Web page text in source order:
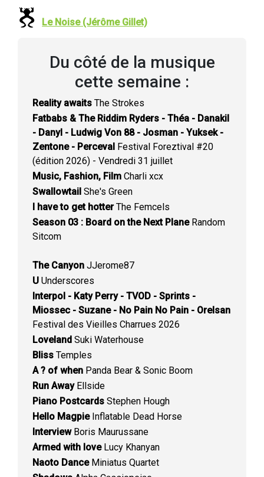
Le Noise (Jérôme Gillet)
Du côté de la musique
cette semaine :
Reality awaits The Strokes
Fatbabs & The Riddim Ryders - Théa - Danakil
- Danyl - Ludwig Von 88 - Josman - Yuksek -
Zentone - Perceval Festival Foreztival #20
(édition 2026) - Vendredi 31 juillet
Music, Fashion, Film Charli xcx
Swallowtail She's Green
I have to get hotterThe Femcels
Season 03 : Board on the Next PlaneRandom
Sitcom
The Canyon JJerome87
U Underscores
Interpol - Katy Perry - TVOD - Sprints -
Miossec - Suzane - No Pain No Pain - Orelsan
Festival des Vieilles Charrues 2026
Loveland Suki Waterhouse
Bliss Temples
A ? of when Panda Bear & Sonic Boom
Run AwayEllside
Piano Postcards Stephen Hough
Hello MagpieInflatable Dead Horse
InterviewBoris Maurussane
Armed with loveLucy Khanyan
Naoto DanceMiniatus Quartet